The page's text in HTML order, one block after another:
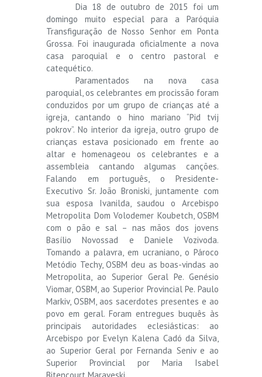
Dia 18 de outubro de 2015 foi um
domingo muito especial para a Paróquia
Transfiguração de Nosso Senhor em Ponta
Grossa. Foi inaugurada oficialmente a nova
casa paroquial e o centro pastoral e
catequético.
Paramentados na nova casa
paroquial, os celebrantes em procissão foram
conduzidos por um grupo de crianças até a
igreja, cantando o hino mariano “Pid tvij
pokrov”. No interior da igreja, outro grupo de
crianças estava posicionado em frente ao
altar e homenageou os celebrantes e a
assembleia cantando algumas canções.
Falando em português, o Presidente-
Executivo Sr. João Broniski, juntamente com
sua esposa Ivanilda, saudou o Arcebispo
Metropolita Dom Volodemer Koubetch, OSBM
com o pão e sal – nas mãos dos jovens
Basílio Novossad e Daniele Vozivoda.
Tomando a palavra, em ucraniano, o Pároco
Metódio Techy, OSBM deu as boas-vindas ao
Metropolita, ao Superior Geral Pe. Genésio
Viomar, OSBM, ao Superior Provincial Pe. Paulo
Markiv, OSBM, aos sacerdotes presentes e ao
povo em geral. Foram entregues buquês às
principais autoridades eclesiásticas: ao
Arcebispo por Evelyn Kalena Cadó da Silva,
ao Superior Geral por Fernanda Seniv e ao
Superior Provincial por Maria Isabel